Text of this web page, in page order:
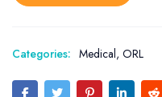
Categories: Medical, ORL